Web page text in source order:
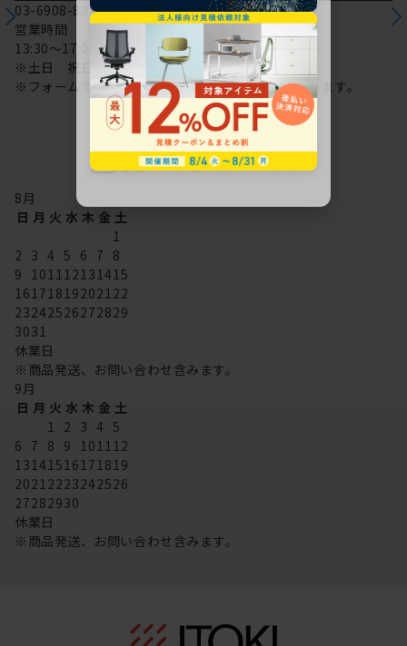
03-6908-8370
営業時間
13:30～17:00
※土日 祝日は休み
※フォームでのお問い合わせは24時間対応しております。
配送・お問い合わせ営業日
8月
日 月 火 水 木 金 土
1
2 3 4 5 6 7 8
9 101112131415
16171819202122
23242526272829
3031
休業日
※商品発送、お問い合わせ含みます。
9月
日 月 火 水 木 金 土
1 2 3 4 5
6 7 8 9 101112
13141516171819
20212223242526
27282930
休業日
※商品発送、お問い合わせ含みます。